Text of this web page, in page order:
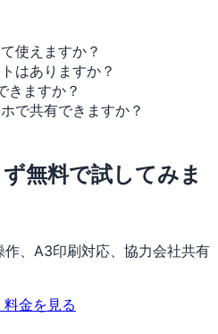
使えますか？
はありますか？
きますか？
で共有できますか？
無料で試してみま
作、A3印刷対応、協力会社共有
料金を見る